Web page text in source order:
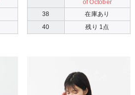
of October
38
在庫あり
40
残り 1点